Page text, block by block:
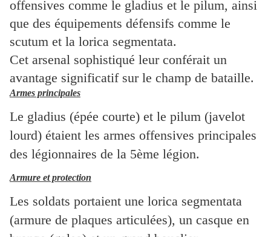
offensives comme le gladius et le pilum, ainsi
que des équipements défensifs comme le
scutum et la lorica segmentata.
Cet arsenal sophistiqué leur conférait un
avantage significatif sur le champ de bataille.
Armes principales
Le gladius (épée courte) et le pilum (javelot
lourd) étaient les armes offensives principales
des légionnaires de la 5ème légion.
Armure et protection
Les soldats portaient une lorica segmentata
(armure de plaques articulées), un casque en